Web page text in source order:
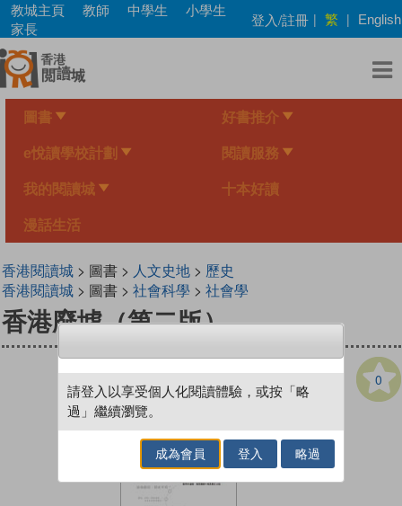
Skip
main
content
教城主頁 教師 中學生
小學生
家長
登入/註冊 | 繁 | English
圖書 好書推介
e悅讀學校計劃 閱讀服務
我的閱讀城 十本好讀
漫話生活
香港閱讀城> 圖書 > 人文史地> 歷史
香港閱讀城> 圖書 > 社會科學 > 社會學
香港廢墟（第二版）
0
請登入以享受個人化閱讀體驗，或按「略
過」繼續瀏覽。
成為會員 登入 略過